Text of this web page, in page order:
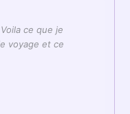
ce que je
voyage et ce